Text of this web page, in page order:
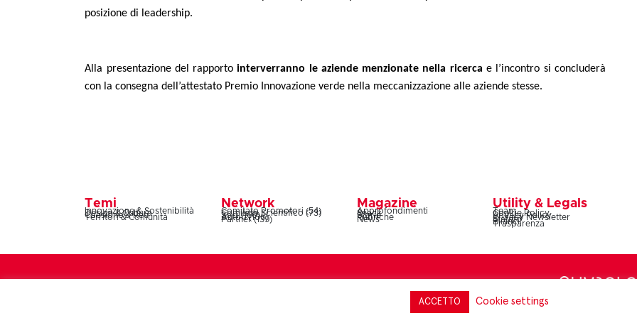
posizione di leadership.
Alla presentazione del rapportointerverranno le aziende menzionate nella ricerca e l’incontro si concluderà
con la consegna dell’attestato Premio Innovazione verde nella meccanizzazione alle aziende stesse.
Temi
Innovazione & Sostenibilità
Design & Cultura
Coesione & Reti
Territori & Comunità
Network
Comitato Promotori (54)
Comitato Scientifico (73)
Soci (160)
Autori (106)
Partner (139)
Magazine
Approfondimenti
Snack
Storie
Rubriche
News
Utility & Legals
Team
Cookie Policy
Privacy Policy
Privacy Newsletter
Statuto
Bilanci
Trasparenza
ACCETTO Cookie settings